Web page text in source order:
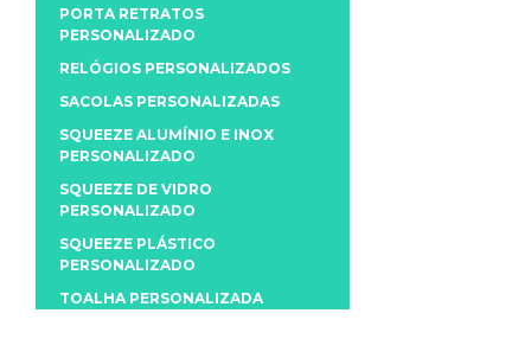
PORTA RETRATOS
PERSONALIZADO
RELÓGIOS PERSONALIZADOS
SACOLAS PERSONALIZADAS
SQUEEZE ALUMÍNIO E INOX
PERSONALIZADO
SQUEEZE DE VIDRO
PERSONALIZADO
SQUEEZE PLÁSTICO
PERSONALIZADO
TOALHA PERSONALIZADA